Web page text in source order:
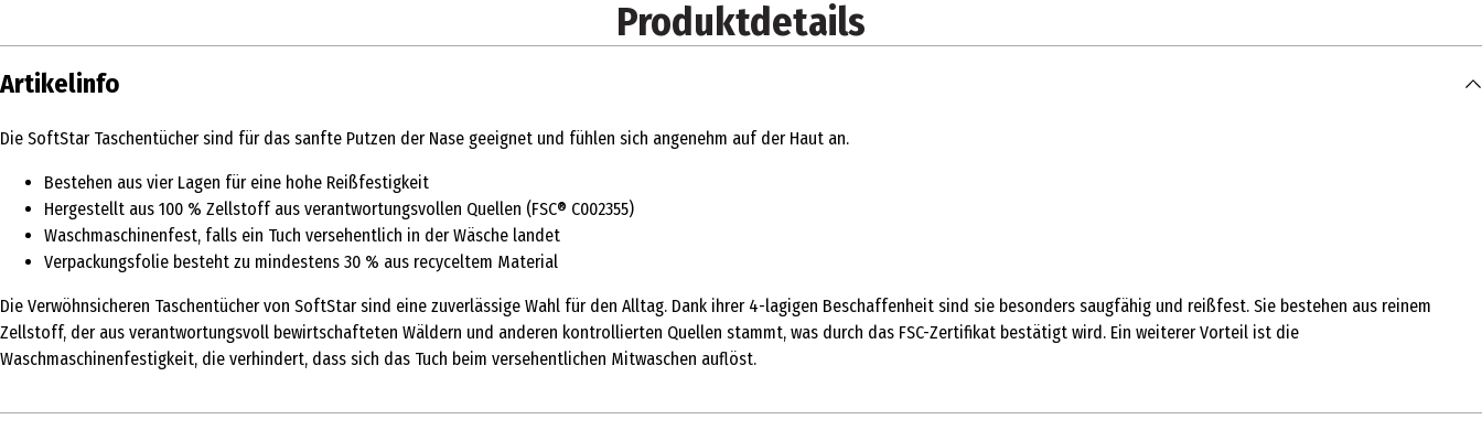
Produktdetails
Artikelinfo
Die SoftStar Taschentücher sind für das sanfte Putzen der Nase geeignet und fühlen sich angenehm auf der Haut an.
Bestehen aus vier Lagen für eine hohe Reißfestigkeit
Hergestellt aus 100 % Zellstoff aus verantwortungsvollen Quellen (FSC® C002355)
Waschmaschinenfest, falls ein Tuch versehentlich in der Wäsche landet
Verpackungsfolie besteht zu mindestens 30 % aus recyceltem Material
Die Verwöhnsicheren Taschentücher von SoftStar sind eine zuverlässige Wahl für den Alltag. Dank ihrer 4-lagigen Beschaffenheit sind sie besonders saugfähig und reißfest. Sie bestehen aus reinem
Zellstoff, der aus verantwortungsvoll bewirtschafteten Wäldern und anderen kontrollierten Quellen stammt, was durch das FSC-Zertifikat bestätigt wird. Ein weiterer Vorteil ist die
Waschmaschinenfestigkeit, die verhindert, dass sich das Tuch beim versehentlichen Mitwaschen auflöst.